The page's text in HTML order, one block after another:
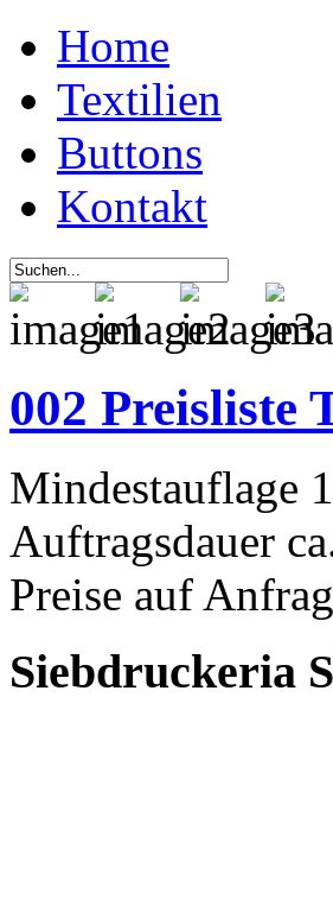
Home
Textilien
Buttons
Kontakt
002 Preisliste
Mindestauflage
Auftragsdauer
Preise auf
Siebdruckeria